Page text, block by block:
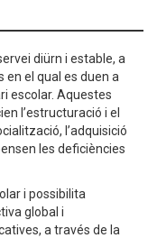
diürn i estable, a
en el qual es duen a
escolar. Aquestes
l’estructuració i el
l’adquisició
les deficiències
i possibilita
global i
a través de la